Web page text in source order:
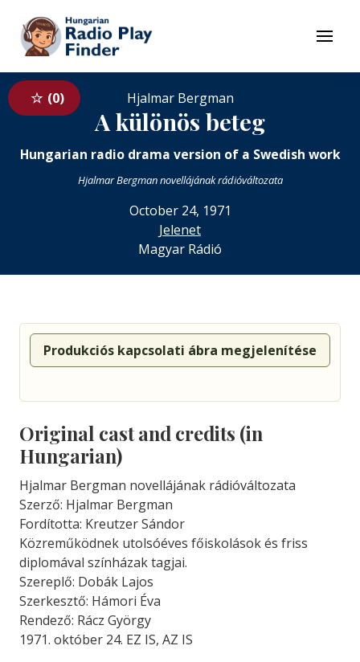
To contents
Menu
0 Hjalmar Bergman
A különös beteg
Hungarian radio drama version of a Swedish work
Hjalmar Bergman novellájának rádióváltozata
October 24, 1971
Jelenet
Magyar Rádió
Produkciós kapcsolati ábra megjelenítése
Original cast and credits (in
Hungarian)
Hjalmar Bergman novellájának rádióváltozata
Szerző: Hjalmar Bergman
Fordította: Kreutzer Sándor
Közreműködnek utolsóéves főiskolások és friss
diplomával színházak tagjai.
Szereplő: Dobák Lajos
Szerkesztő: Hámori Éva
Rendező: Rácz György
1971. október 24. EZ IS, AZ IS